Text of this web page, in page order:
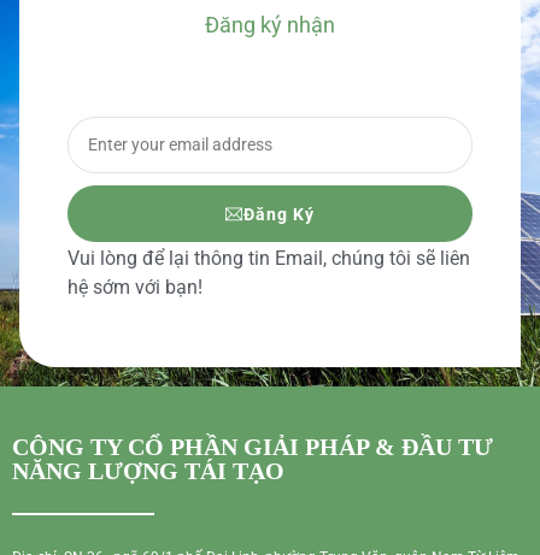
Đăng ký nhận
Đăng Ký
Vui lòng để lại thông tin Email, chúng tôi sẽ liên
hệ sớm với bạn!
CÔNG TY CỔ PHẦN GIẢI PHÁP & ĐẦU TƯ
NĂNG LƯỢNG TÁI TẠO